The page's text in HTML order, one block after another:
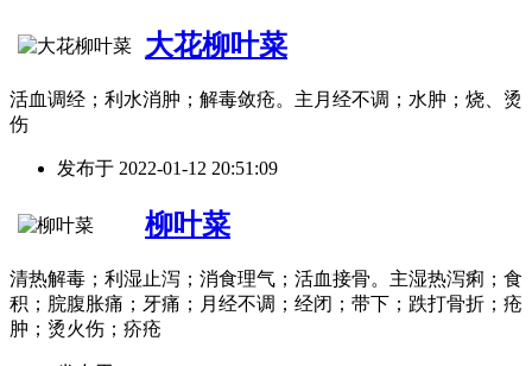
大花柳叶菜
活血调经；利水消肿；解毒敛疮。主月经不调；水肿；烧、烫
伤
发布于 2022-01-12 20:51:09
柳叶菜
清热解毒；利湿止泻；消食理气；活血接骨。主湿热泻痢；食
积；脘腹胀痛；牙痛；月经不调；经闭；带下；跌打骨折；疮
肿；烫火伤；疥疮